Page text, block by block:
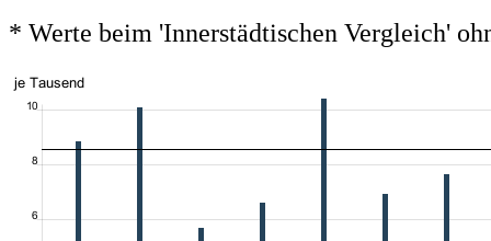
* Werte beim 'Innerstädtischen Vergleich'